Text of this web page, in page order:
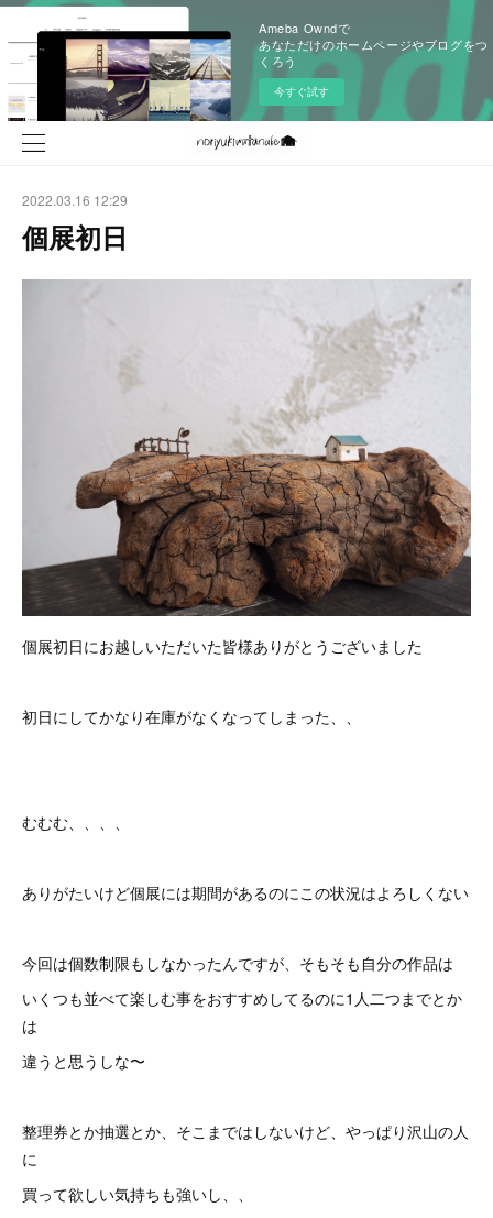
Ameba Owndで
あなただけのホームページやブログをつ
くろう
今すぐ試す
2022.03.16 12:29
個展初日
個展初日にお越しいただいた皆様ありがとうございました
初日にしてかなり在庫がなくなってしまった、、
むむむ、、、、
ありがたいけど個展には期間があるのにこの状況はよろしくない
今回は個数制限もしなかったんですが、そもそも自分の作品は
いくつも並べて楽しむ事をおすすめしてるのに1人二つまでとか
は
違うと思うしな〜
整理券とか抽選とか、そこまではしないけど、やっぱり沢山の人
に
買って欲しい気持ちも強いし、、